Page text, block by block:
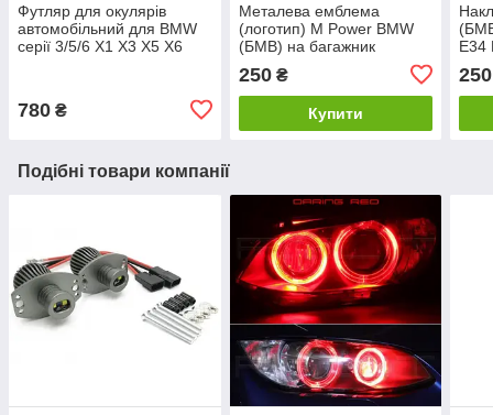
Футляр для окулярів
автомобільний для BMW
серії 3/5/6 X1 X3 X5 X6
780 ₴
Металева емблема
(логотип) M Power BMW
(БМВ) на багажник
Чорний з зеленим Чорна
(8.3 x 3.2см)
250₴
Купити
E34
250
Подібні товари компанії